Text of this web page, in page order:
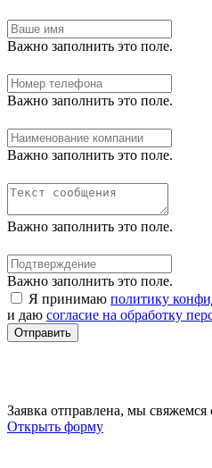
Важно заполнить это поле.
Важно заполнить это поле.
Важно заполнить это поле.
Важно заполнить это поле.
Важно заполнить это поле.
Я принимаю политику
и даю согласие на обработку
Отправить
Заявка отправлена, мы
Открыть форму